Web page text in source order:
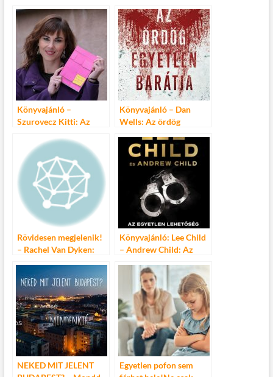
Könyvajánló –
Szurovecz Kitti: Az
Könyvajánló – Dan
Wells: Az ördög
Rövidesen megjelenik!
– Rachel Van Dyken:
Könyvajánló: Lee Child
– Andrew Child: Az
NEKED MIT JELENT
Egyetlen pofon sem